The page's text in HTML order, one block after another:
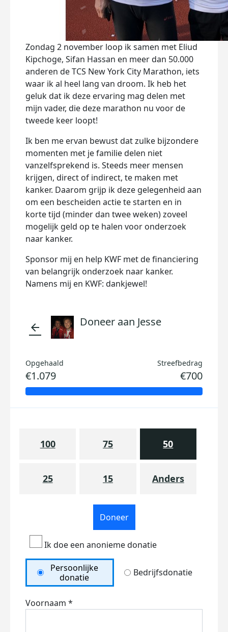
Zondag 2 november loop ik samen met Eliud
Kipchoge, Sifan Hassan en meer dan 50.000
anderen de TCS New York City Marathon, iets
waar ik al heel lang van droom. Ik heb het
geluk dat ik deze ervaring mag delen met
mijn vader, die deze marathon nu voor de
tweede keer loopt!
Ik ben me ervan bewust dat zulke bijzondere
momenten met je familie delen niet
vanzelfsprekend is. Steeds meer mensen
krijgen, direct of indirect, te maken met
kanker. Daarom grijp ik deze gelegenheid aan
om een bescheiden actie te starten en in
korte tijd (minder dan twee weken) zoveel
mogelijk geld op te halen voor onderzoek
naar kanker.
Sponsor mij en help KWF met de financiering
van belangrijk onderzoek naar kanker.
Namens mij en KWF: dankjewel!
arrow_back Doneer aan Jesse
Opgehaald
€1.079
Streefbedrag
€700
100 75 50
25 15 Anders
Doneer
Ik doe een anonieme donatie
Persoonlijke
donatie
Bedrijfsdonatie
Voornaam *